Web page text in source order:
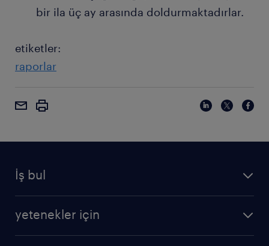
bir ila üç ay arasında doldurmaktadırlar.
etiketler:
raporlar
İş bul
yetenekler için